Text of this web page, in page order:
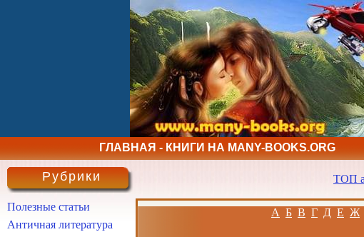
ГЛАВНАЯ - КНИГИ НА MANY-BOOKS.ORG
ТОП
А Б В Г Д Е Ж
Рубрики
Полезные статьи
Античная литература